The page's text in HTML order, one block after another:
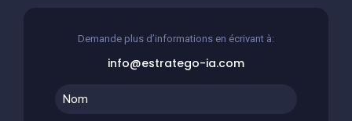
Demande plus d’informations en écrivant à:
info@estratego-ia.com